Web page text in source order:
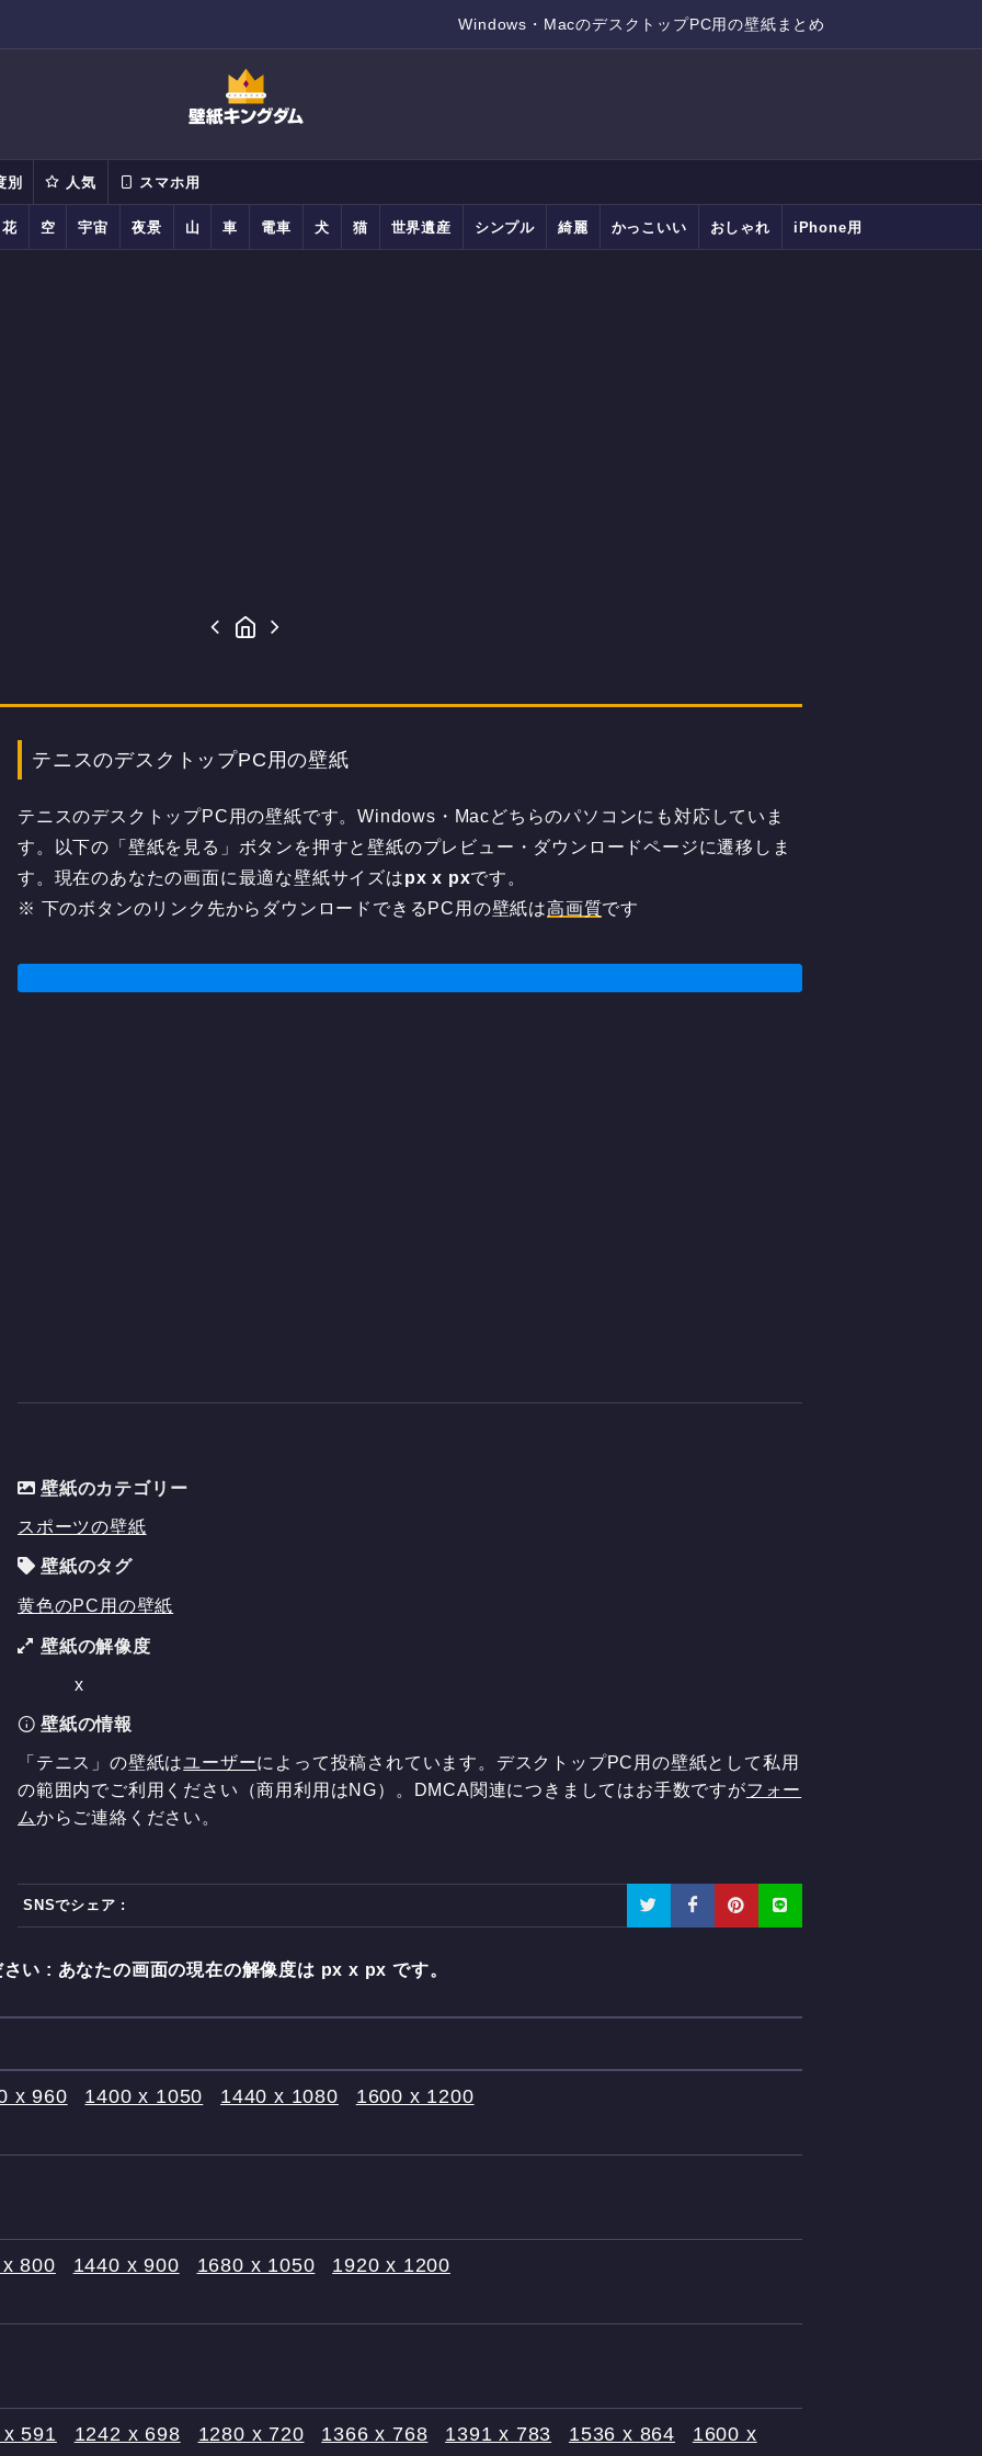
Windows・MacのデスクトップPC用の壁紙まとめ
別 人気 スマホ用
花 空 宇宙 夜景 山 車 電車 犬 猫 世界遺産 シンプル 綺麗 かっこいい おしゃれ iPhone用
テニスのデスクトップPC用の壁紙
テニスのデスクトップPC用の壁紙です。Windows・Macどちらのパソコンにも対応していま
す。以下の「壁紙を見る」ボタンを押すと壁紙のプレビュー・ダウンロードページに遷移しま
す。現在のあなたの画面に最適な壁紙サイズはpx x pxです。
※ 下のボタンのリンク先からダウンロードできるPC用の壁紙は高画質です
壁紙のカテゴリー
スポーツの壁紙
壁紙のタグ
黄色のPC用の壁紙
壁紙の解像度
x
壁紙の情報
「テニス」の壁紙はユーザーによって投稿されています。デスクトップPC用の壁紙として私用
の範囲内でご利用ください（商用利用はNG）。DMCA関連につきましてはお手数ですがフォー
ムからご連絡ください。
SNSでシェア :
い : あなたの画面の現在の解像度は px x px です。
x 960 1400 x 1050 1440 x 1080 1600 x 1200
800 1440 x 900 1680 x 1050 1920 x 1200
591 1242 x 698 1280 x 720 1366 x 768 1391 x 783 1536 x 864 1600 x